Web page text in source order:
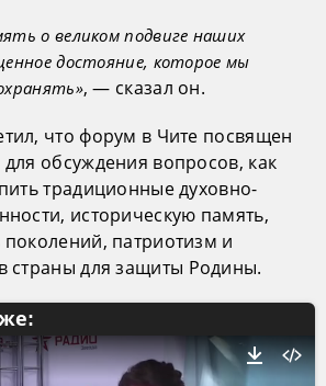
о великом подвиге наших
достояние, которое мы
, — сказал он.
что форум в Чите посвящен
обсуждения вопросов, как
традиционные духовно-
историческую память,
патриотизм и
страны для защиты Родины.